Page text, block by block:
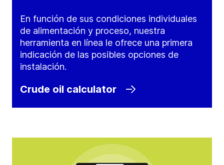
En función de sus condiciones individuales
de alimentación y proceso, nuestra
herramienta en línea le ofrece una primera
indicación de las posibles opciones de
instalación.
Crude oil calculator